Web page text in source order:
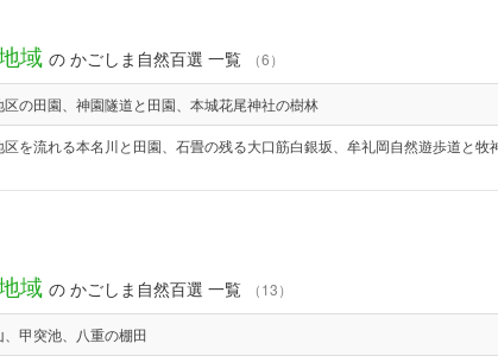
域 の かごしま自然百選 一覧 （6）
区の田園、神園隧道と田園、本城花尾神社の樹林
区を流れる本名川と田園、石畳の残る大口筋白銀坂、牟礼岡自然遊歩道と牧
域 の かごしま自然百選 一覧 （13）
、甲突池、八重の棚田